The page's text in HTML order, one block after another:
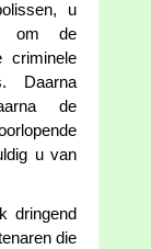
u
om de
criminele
Daarna
de
u van
dringend
die